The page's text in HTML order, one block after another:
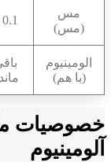
مس
(مس)
0.1 ٪
الومینیوم
(با هم)
آلومینیوم